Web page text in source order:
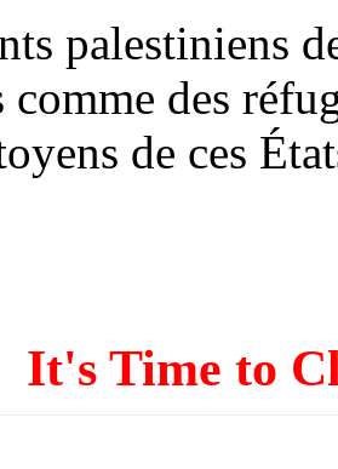
palestiniens
comme des
de ces
It's Time to